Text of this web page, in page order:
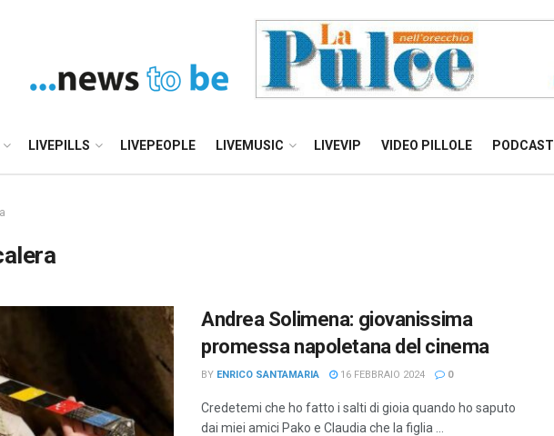
LIVEPILLS LIVEPEOPLE LIVEMUSIC LIVEVIP VIDEO PILLOLE PODCAST
Andrea Solimena: giovanissima
promessa napoletana del cinema
BY ENRICO SANTAMARIA 16 FEBBRAIO 2024 0
Credetemi che ho fatto i salti di gioia quando ho saputo
dai miei amici Pako e Claudia che la figlia ...